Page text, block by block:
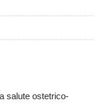
salute ostetrico-